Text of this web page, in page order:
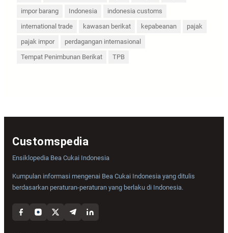
impor barang
Indonesia
indonesia customs
international trade
kawasan berikat kepabeanan
pajak
pajak impor
perdagangan internasional
Tempat Penimbunan Berikat
TPB
Customspedia
Ensiklopedia Bea Cukai Indonesia
Kumpulan informasi mengenai Bea Cukai Indonesia yang ditulis
berdasarkan peraturan-peraturan yang berlaku di Indonesia.